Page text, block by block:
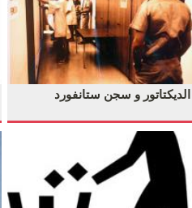
الديكتاتور و سجن ستانفورد